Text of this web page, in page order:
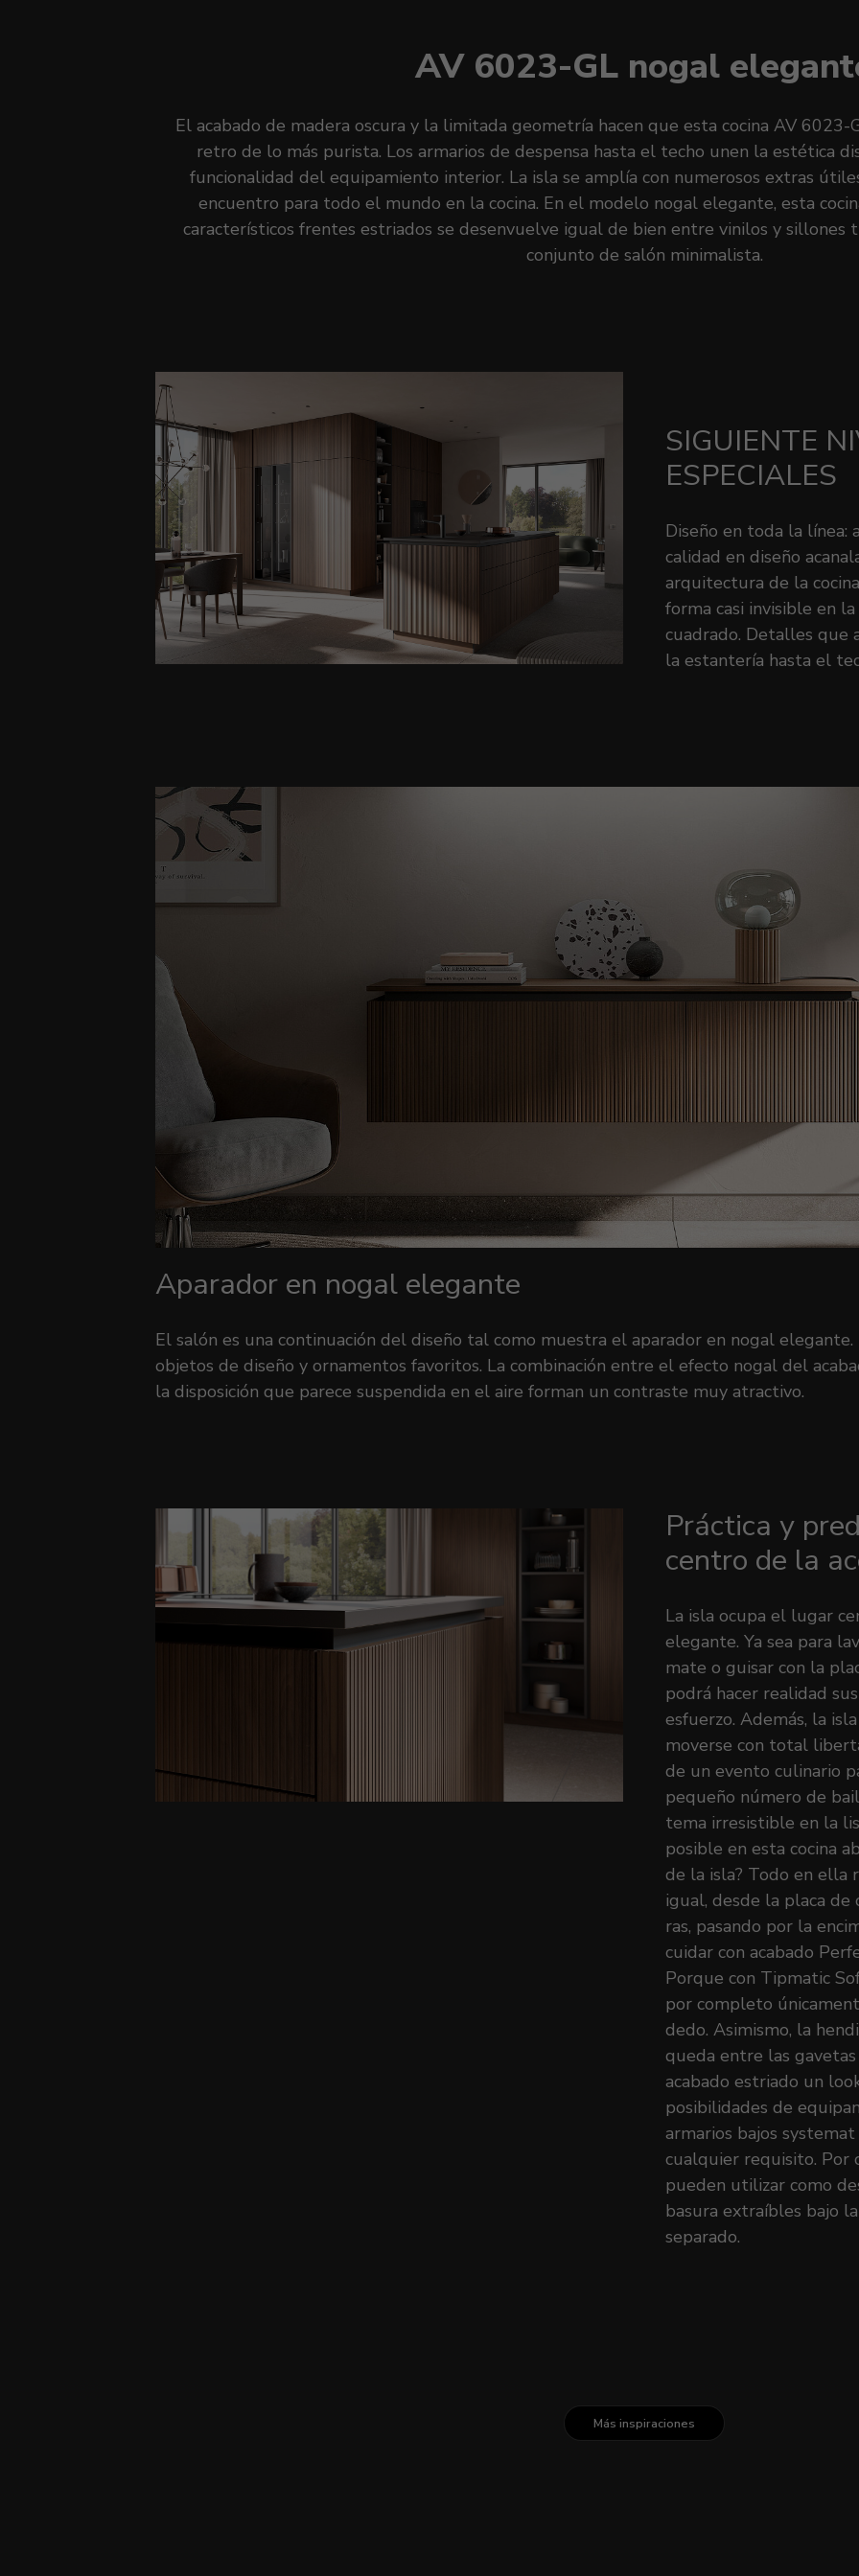
AV 6023-GL nogal
El acabado de madera oscura y la limitada geometría hacen que esta cocina AV 6023-
retro de lo más purista. Los armarios de despensa hasta el techo unen la estética
funcionalidad del equipamiento interior. La isla se amplía con numerosos extras
encuentro para todo el mundo en la cocina. En el modelo nogal elegante, esta
característicos frentes estriados se desenvuelve igual de bien entre vinilos y sillones
conjunto de salón minimalista.
SIGUIENTE
ESPECIALES
Diseño en toda la línea:
calidad en diseño
arquitectura de la
forma casi invisible en
cuadrado. Detalles que
la estantería hasta el
Aparador en nogal elegante
El salón es una continuación del diseño tal como muestra el aparador en nogal elegante.
objetos de diseño y ornamentos favoritos. La combinación entre el efecto nogal del
la disposición que parece suspendida en el aire forman un contraste muy atractivo.
Práctica y
centro de la
La isla ocupa el lugar
elegante. Ya sea para
mate o guisar con la
podrá hacer realidad
esfuerzo. Además, la
moverse con total
de un evento culinario
pequeño número de
tema irresistible en la
posible en esta cocina
de la isla? Todo en ella
igual, desde la placa de
ras, pasando por la
cuidar con acabado
Porque con Tipmatic
por completo
dedo. Asimismo, la
queda entre las gavetas
acabado estriado un
posibilidades de
armarios bajos systemat
cualquier requisito. Por
pueden utilizar como
basura extraíbles bajo
separado.
Más inspiraciones